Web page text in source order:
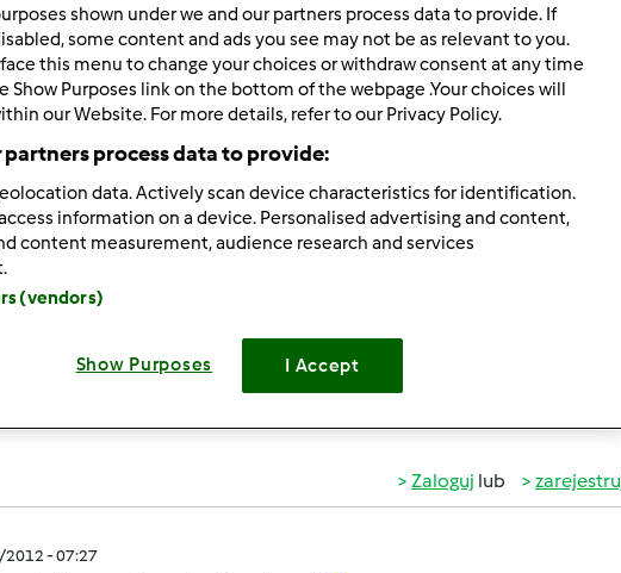
wyniki
Wyników na stronę:
10
- 09:40
TM jestem już ...10 lat
ale kilka dni temu wymieniłam model 21 na
thermomixa nikt mnie nie musiał namawiać ale zastanawiałam się
wniosku,że to była dobra decyzja.TM 31 jest pod wieloma względami
tego modelu wiedzą.Mam nadzieję,że znajdę tu wiele
potraw.Pozdrawiam Wszystkich serdecznie
Zaloguj lub
- 07:27
shown under we and our partners process data to provide. If
some content and ads you see may not be as relevant to you.
this menu to change your choices or withdraw consent at any time
Show Purposes link on the bottom of the webpage .Your choices will
our Website. For more details, refer to our Privacy Policy.
partners process data to provide:
data. Actively scan device characteristics for identification.
information on a device. Personalised advertising and content,
content measurement, audience research and services
(vendors)
Show Purposes I Accept